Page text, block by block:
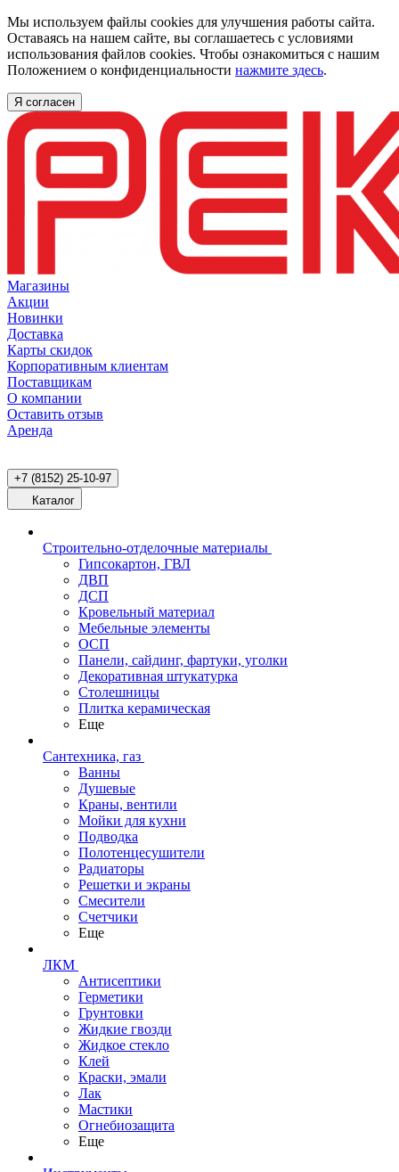
Мы используем файлы cookies для улучшения работы сайта.
Оставаясь на нашем сайте, вы соглашаетесь с условиями
использования файлов cookies. Чтобы ознакомиться с нашим
Положением о конфиденциальности нажмите здесь.
Я согласен
Магазины
Акции
Новинки
Доставка
Карты скидок
Корпоративным клиентам
Поставщикам
О компании
Оставить отзыв
Аренда
+7 (8152) 25-10-97
Каталог
Строительно-отделочные материалы
Гипсокартон, ГВЛ
ДВП
ДСП
Кровельный материал
Мебельные элементы
ОСП
Панели, сайдинг, фартуки, уголки
Декоративная штукатурка
Столешницы
Плитка керамическая
Еще
Сантехника, газ
Ванны
Душевые
Краны, вентили
Мойки для кухни
Подводка
Полотенцесушители
Радиаторы
Решетки и экраны
Смесители
Счетчики
Еще
ЛКМ
Антисептики
Герметики
Грунтовки
Жидкие гвозди
Жидкое стекло
Клей
Краски, эмали
Лак
Мастики
Огнебиозащита
Еще